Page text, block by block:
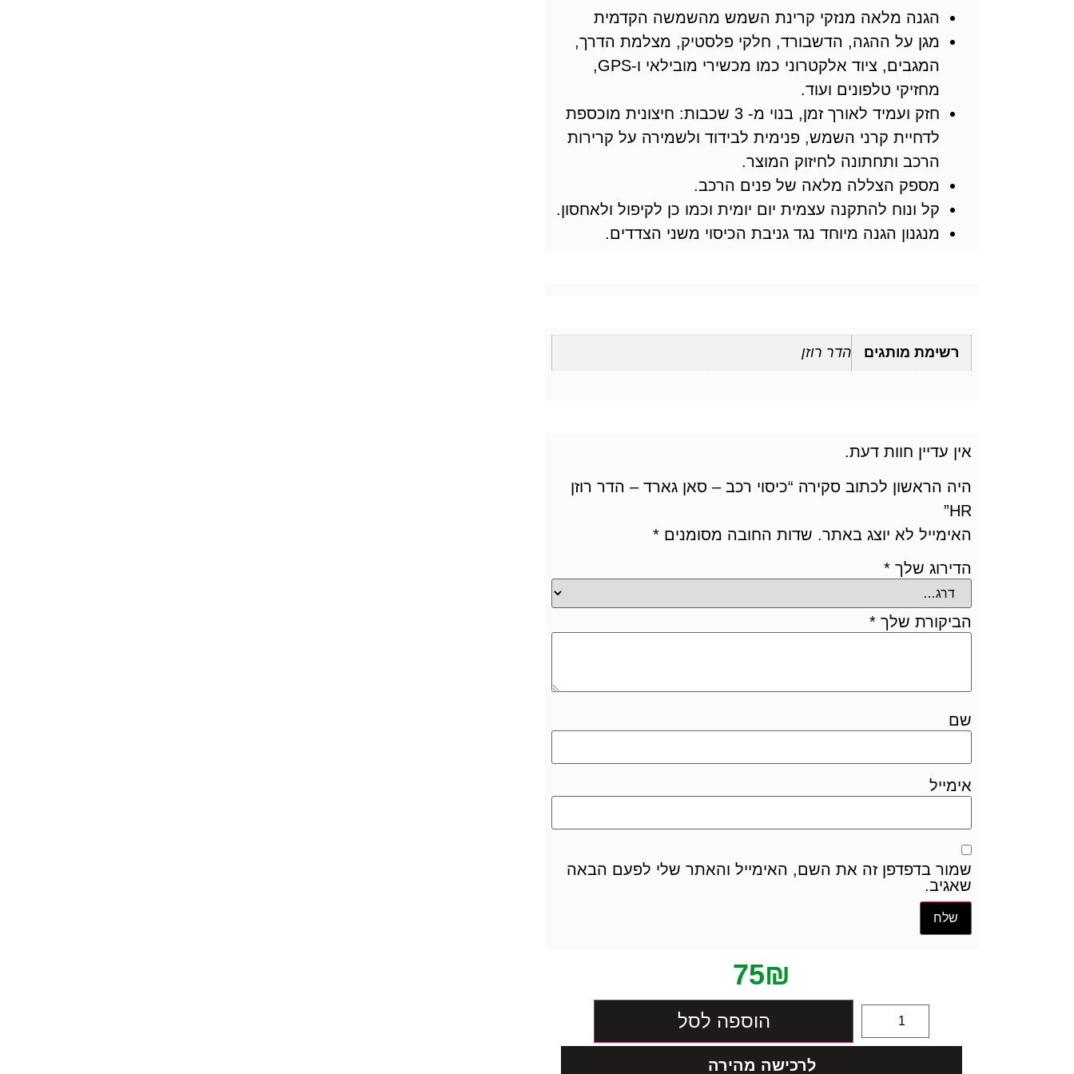
הגנה מלאה מנזקי קרינת השמש מהשמשה הקדמית
מגן על ההגה, הדשבורד, חלקי פלסטיק, מצלמת הדרך,
המגבים, ציוד אלקטרוני כמו מכשירי מובילאי ו-GPS,
מחזיקי טלפונים ועוד.
חזק ועמיד לאורך זמן, בנוי מ- 3 שכבות: חיצונית מוכספת
לדחיית קרני השמש, פנימית לבידוד ולשמירה על קרירות
הרכב ותחתונה לחיזוק המוצר.
מספק הצללה מלאה של פנים הרכב.
קל ונוח להתקנה עצמית יום יומית וכמו כן לקיפול ולאחסון.
מנגנון הגנה מיוחד נגד גניבת הכיסוי משני הצדדים.
רשימת מותגים הדר רוזן
אין עדיין חוות דעת.
היה הראשון לכתוב סקירה “כיסוי רכב – סאן גארד – הדר רוזן
HR”
האימייל לא יוצג באתר. שדות החובה מסומנים *
הדירוג שלך *
הביקורת שלך *
שם
אימייל
שמור בדפדפן זה את השם, האימייל והאתר שלי לפעם הבאה
שאגיב.
75₪
הוספה לסל
לרכישה מהירה